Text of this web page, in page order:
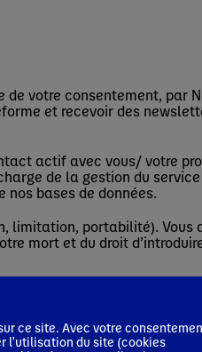
de votre consentement, par
et recevoir des
actif avec vous/ votre
de la gestion du
nos bases de données.
limitation, portabilité). Vous
mort et du droit
ici :
Politique de la
:
ce site. Avec votre
l'utilisation du site (cookies